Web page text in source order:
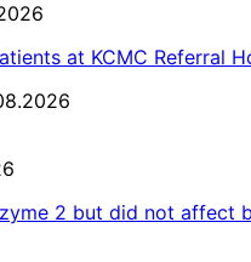
at KCMC Referral
2 but did not affect